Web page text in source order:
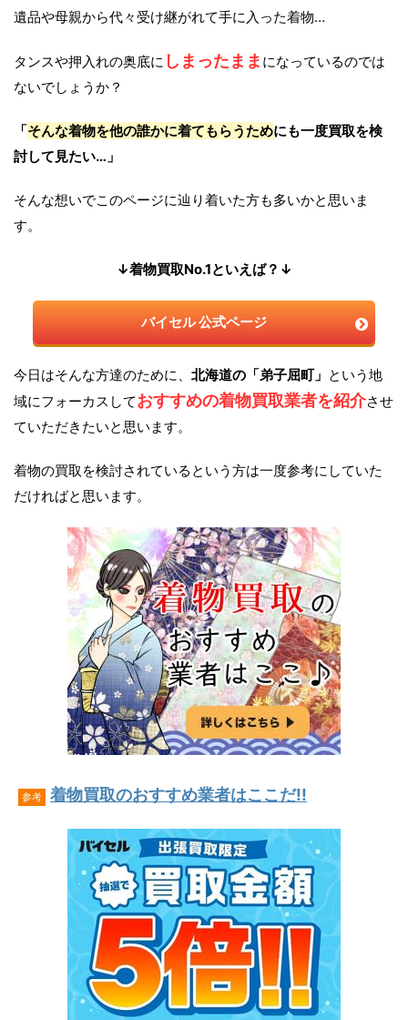
遺品や母親から代々受け継がれて手に入った着物…
タンスや押入れの奥底に しまったまま になっているのでは
ないでしょうか？
「そんな着物を他の誰かに着てもらうためにも一度買取を検
討して見たい…」
そんな想いでこのページに辿り着いた方も多いかと思いま
す。
↓着物買取No.1といえば？↓
バイセル 公式ページ
今日はそんな方達のために、 北海道の「弟子屈町」 という地
域にフォーカスしておすすめの着物買取業者を紹介させ
ていただきたいと思います。
着物の買取を検討されているという方は一度参考にしていた
だければと思います。
参考 着物買取のおすすめ業者はここだ!!